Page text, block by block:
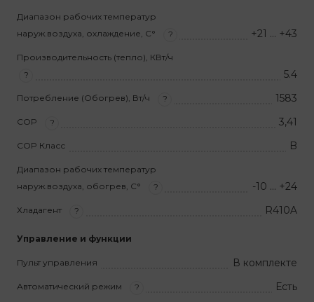
Диапазон рабочих температур
наруж.воздуха, охлаждение, С°
? +21 … +43
Производительность (тепло), КВт/ч
?
5.4
Потребление (Обогрев), Вт/ч ? 1583
COP ? 3,41
COP Класс B
Диапазон рабочих температур
наруж.воздуха, обогрев, С°
? -10 … +24
Хладагент ? R410A
Управление и функции
Пульт управления В комплекте
Автоматический режим ? Есть